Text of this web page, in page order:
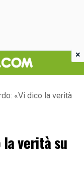
«Vi dico la verità
la verità su
×